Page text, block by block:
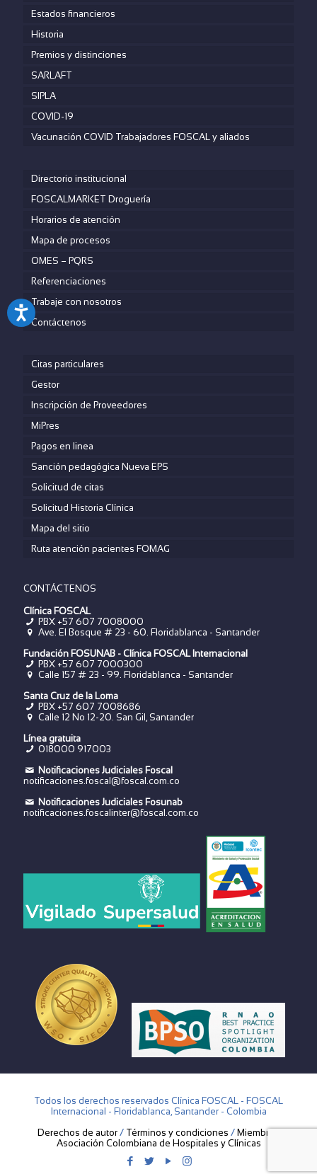
Estados financieros
Historia
Premios y distinciones
SARLAFT
SIPLA
COVID-19
Vacunación COVID Trabajadores FOSCAL y aliados
Directorio institucional
FOSCALMARKET Droguería
Horarios de atención
Mapa de procesos
OMES – PQRS
Referenciaciones
Trabaje con nosotros
Contáctenos
Citas particulares
Gestor
Inscripción de Proveedores
MiPres
Pagos en linea
Sanción pedagógica Nueva EPS
Solicitud de citas
Solicitud Historia Clínica
Mapa del sitio
Ruta atención pacientes FOMAG
CONTÁCTENOS
Clínica FOSCAL
PBX +57 607 7008000
Ave. El Bosque # 23 - 60. Floridablanca - Santander
Fundación FOSUNAB - Clínica FOSCAL Internacional
PBX +57 607 7000300
Calle 157 # 23 - 99. Floridablanca - Santander
Santa Cruz de la Loma
PBX +57 607 7008686
Calle 12 No 12-20. San Gil, Santander
Línea gratuita
018000 917003
Notificaciones Judiciales Foscal
notificaciones.foscal@foscal.com.co
Notificaciones Judiciales Fosunab
notificaciones.foscalinter@foscal.com.co
Todos los derechos reservados Clínica FOSCAL - FOSCAL
Internacional - Floridablanca, Santander - Colombia
Derechos de autor / Términos y condiciones / Miembros
Asociación Colombiana de Hospitales y Clínicas